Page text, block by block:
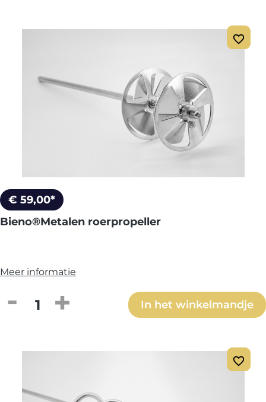
€ 59,00*
Bieno®Metalen roerpropeller
Meer informatie
Producthoeveelheid: Voer deIn het winkelmandje